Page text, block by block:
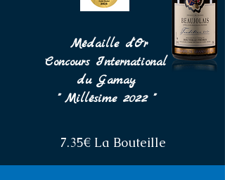
Médaille d'Or
Concours International
du Gamay
" Millésime 2022 "
7.35€ La Bouteille